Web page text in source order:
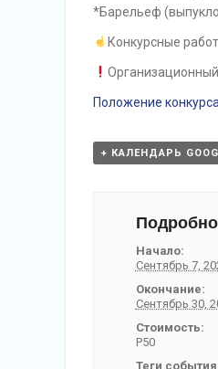
*Барельеф
Конкурсные
Положение конкурса
+ КАЛЕНДАРЬ
Начало:
Сентябрь 7,
Окончание:
Сентябрь 30,
Стоимость:
Р50
Теги